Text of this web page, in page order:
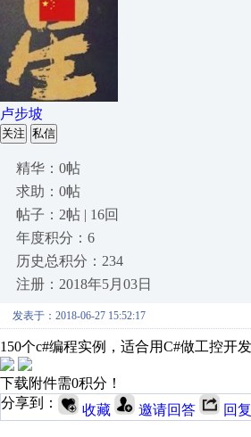
卢步坡
关注 私信
精华：0帖
求助：0帖
帖子：2帖 | 16回
年度积分：6
历史总积分：234
注册：2018年5月03日
发表于：2018-06-27 15:52:17
150个c#编程实例，适合用C#做工控开发
下载附件需0积分！
分享到：
收藏 邀请回答 回